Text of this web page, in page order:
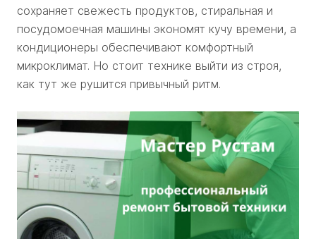
сохраняет свежесть продуктов, стиральная и
посудомоечная машины экономят кучу времени, а
кондиционеры обеспечивают комфортный
микроклимат. Но стоит технике выйти из строя,
как тут же рушится привычный ритм.